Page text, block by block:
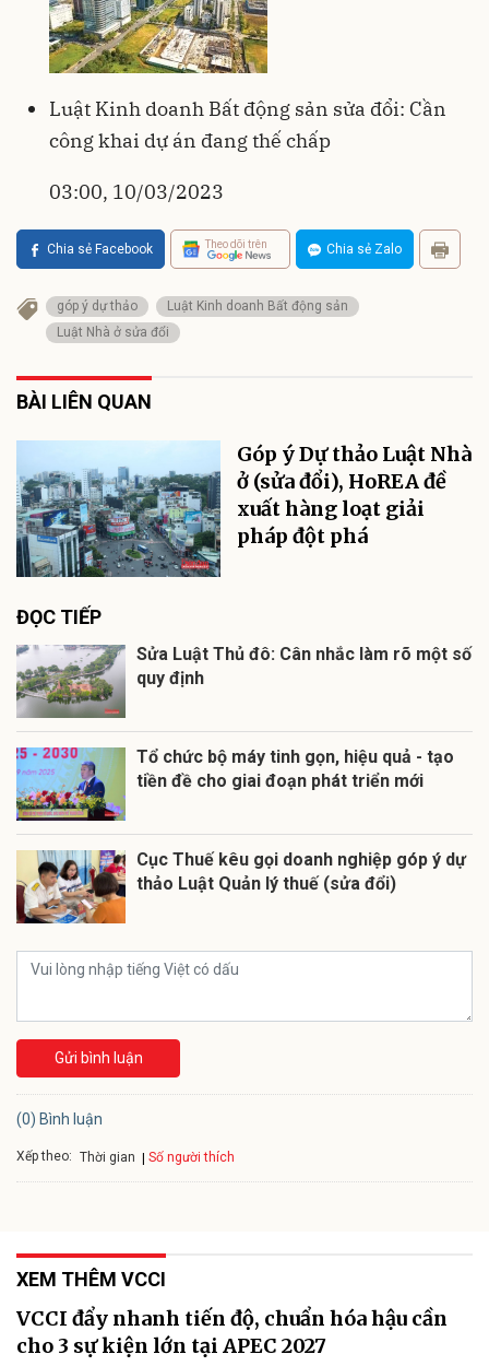
Luật Kinh doanh Bất động sản sửa đổi: Cần
công khai dự án đang thế chấp
03:00, 10/03/2023
Chia sẻ Facebook Theo dõi trên Chia sẻ Zalo
góp ý dự thảo
Luật Kinh doanh Bất động sản
Luật Nhà ở sửa đổi
BÀI LIÊN QUAN
Góp ý Dự thảo Luật Nhà
ở (sửa đổi), HoREA đề
xuất hàng loạt giải
pháp đột phá
ĐỌC TIẾP
Sửa Luật Thủ đô: Cân nhắc làm rõ một số
quy định
Tổ chức bộ máy tinh gọn, hiệu quả - tạo
tiền đề cho giai đoạn phát triển mới
Cục Thuế kêu gọi doanh nghiệp góp ý dự
thảo Luật Quản lý thuế (sửa đổi)
Gửi bình luận
(0) Bình luận
Xếp theo: Thời gian Số người thích
XEM THÊM VCCI
VCCI đẩy nhanh tiến độ, chuẩn hóa hậu cần
cho 3 sự kiện lớn tại APEC 2027